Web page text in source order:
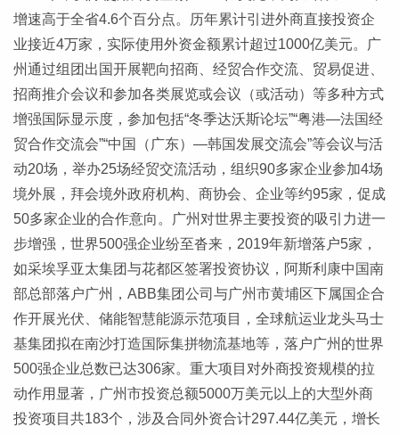
增速高于全省4.6个百分点。历年累计引进外商直接投资企
业接近4万家，实际使用外资金额累计超过1000亿美元。广
州通过组团出国开展靶向招商、经贸合作交流、贸易促进、
招商推介会议和参加各类展览或会议（或活动）等多种方式
增强国际显示度，参加包括“冬季达沃斯论坛”“粤港—法国经
贸合作交流会”“中国（广东）—韩国发展交流会”等会议与活
动20场，举办25场经贸交流活动，组织90多家企业参加4场
境外展，拜会境外政府机构、商协会、企业等约95家，促成
50多家企业的合作意向。广州对世界主要投资的吸引力进一
步增强，世界500强企业纷至沓来，2019年新增落户5家，
如采埃孚亚太集团与花都区签署投资协议，阿斯利康中国南
部总部落户广州，ABB集团公司与广州市黄埔区下属国企合
作开展光伏、储能智慧能源示范项目，全球航运业龙头马士
基集团拟在南沙打造国际集拼物流基地等，落户广州的世界
500强企业总数已达306家。重大项目对外商投资规模的拉
动作用显著，广州市投资总额5000万美元以上的大型外商
投资项目共183个，涉及合同外资合计297.44亿美元，增长